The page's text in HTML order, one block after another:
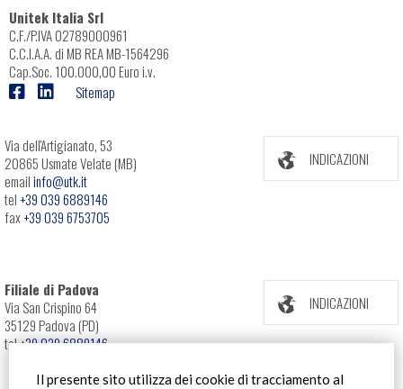
Il presente sito utilizza dei cookie di tracciamento al
Unitek Italia Srl
C.F./P.IVA 02789000961
C.C.I.A.A. di MB REA MB-1564296
Cap.Soc. 100.000,00 Euro i.v.
Sitemap
Via dell'Artigianato, 53
20865 Usmate Velate (MB)
emailinfo@utk.it
tel+39 039 6889146
fax+39 039 6753705
INDICAZIONI
Filiale di Padova
Via San Crispino 64
35129 Padova (PD)
tel+39 039 6889146
INDICAZIONI